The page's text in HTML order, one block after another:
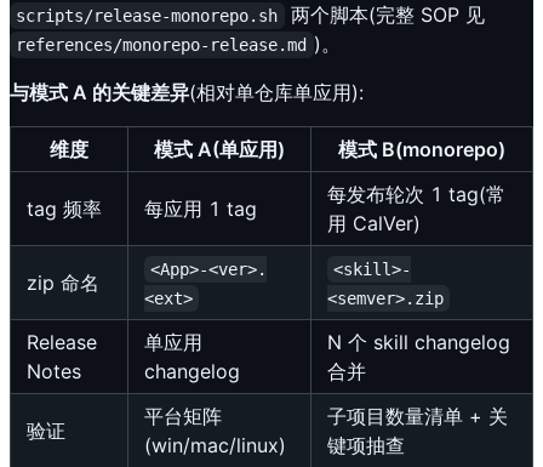
scripts/release-monorepo.sh 两个脚本(完整 SOP 见
references/monorepo-release.md )。
与模式 A 的关键差异(相对单仓库单应用):
维度 模式 A(单应用) 模式 B(monorepo)
tag 频率 每应用 1 tag
每发布轮次 1 tag(常
用 CalVer)
zip 命名
<App>-<ver>.
<ext>
<skill>-
<semver>.zip
Release
Notes
单应用
changelog
N 个 skill changelog
合并
验证
平台矩阵
(win/mac/linux)
子项目数量清单 + 关
键项抽查